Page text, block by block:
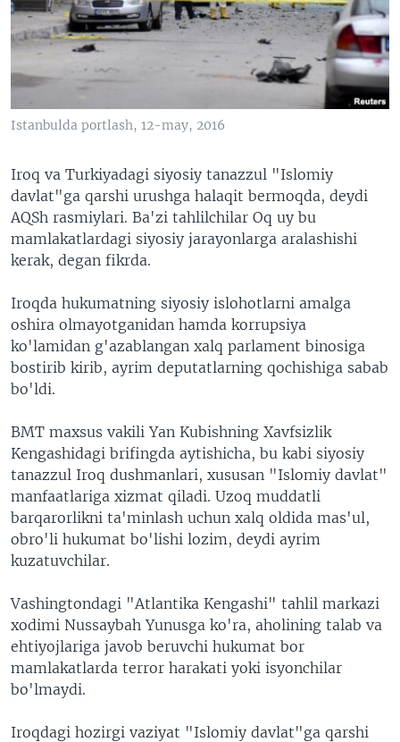
VIDEO
XABARLAR SURATLARDA
ODNOKLASSNIKI
TELEGRAM
TWITTER
SOUNDCLOUD
VOA
Istanbulda portlash, 12-may, 2016
Iroq va Turkiyadagi siyosiy tanazzul "Islomiy
davlat"ga qarshi urushga halaqit bermoqda, deydi
AQSh rasmiylari. Ba'zi tahlilchilar Oq uy bu
mamlakatlardagi siyosiy jarayonlarga aralashishi
kerak, degan fikrda.
Iroqda hukumatning siyosiy islohotlarni amalga
oshira olmayotganidan hamda korrupsiya
ko'lamidan g'azablangan xalq parlament binosiga
bostirib kirib, ayrim deputatlarning qochishiga sabab
bo'ldi.
BMT maxsus vakili Yan Kubishning Xavfsizlik
Kengashidagi brifingda aytishicha, bu kabi siyosiy
tanazzul Iroq dushmanlari, xususan "Islomiy davlat"
manfaatlariga xizmat qiladi. Uzoq muddatli
barqarorlikni ta'minlash uchun xalq oldida mas'ul,
obro'li hukumat bo'lishi lozim, deydi ayrim
kuzatuvchilar.
Vashingtondagi "Atlantika Kengashi" tahlil markazi
xodimi Nussaybah Yunusga ko'ra, aholining talab va
ehtiyojlariga javob beruvchi hukumat bor
mamlakatlarda terror harakati yoki isyonchilar
bo'lmaydi.
Iroqdagi hozirgi vaziyat "Islomiy davlat"ga qarshi